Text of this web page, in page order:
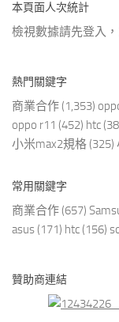
本頁面人次統計
檢視數據請先登入
熱門關鍵字
商業合作 (1,353)
oppo r11 (452) htc
小米max2規格 (325)
常用關鍵字
商業合作 (657)
asus (171) htc (156)
贊助商連結